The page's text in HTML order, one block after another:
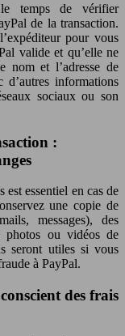
le temps de vérifier
de la transaction.
pour vous
valide et qu’elle ne
nom et l’adresse de
d’autres informations
sociaux ou son
:
est essentiel en cas de
une copie de
messages), des
photos ou vidéos de
seront utiles si vous
à PayPal.
des frais